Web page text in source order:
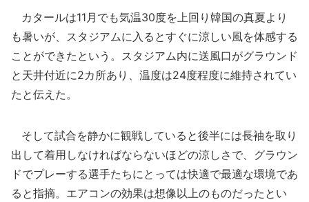
カタールは11月でも気温30度を上回り韓国の真夏より
も暑いが、スタジアムに入るとすぐに涼しい風を体感する
ことができたという。スタジアム内に送風口がグラウンド
と天井付近に2カ所あり、温度は24度程度に維持されてい
たと伝えた。
そして試合を静かに観戦していると後半には長袖を取り
出して着用しなければならないほどの涼しさで、グラウン
ドでプレーする選手たちにとっては快適で最適な環境であ
ると指摘。エアコンの効果は想像以上のものだったとい